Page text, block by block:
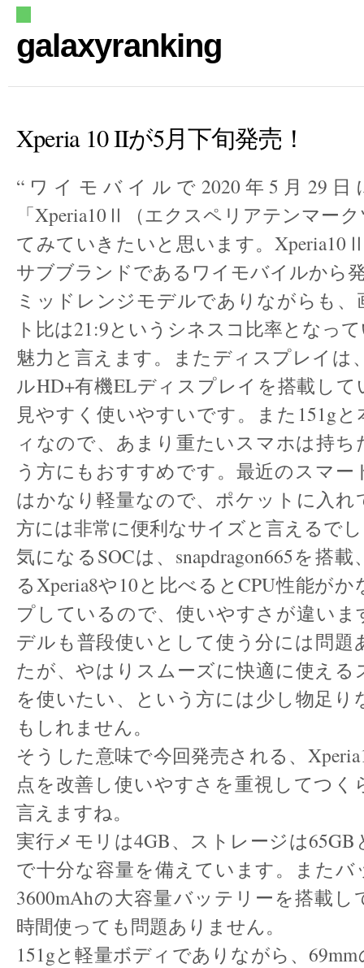
galaxyranking
Xperia 10 IIが5月下旬発売！
“ワイモバイルで2020年5月29日
「Xperia10Ⅱ（エクスペリアテンマー
てみていきたいと思います。
サブブランドであるワイモバイルから
ミッドレンジモデルでありながらも
ト比は21:9というシネスコ比率となっ
魅力と言えます。またディスプレイは
ルHD+有機ELディスプレイを搭載し
見やすく使いやすいです。また151g
ィなので、あまり重たいスマホは持
う方にもおすすめです。最近のスマ
はかなり軽量なので、ポケットに入れ
方には非常に便利なサイズと言えるで
気になるSOCは、snapdragon665を搭
るXperia8や10と比べるとCPU性能が
プしているので、使いやすさが違いま
デルも普段使いとして使う分には問題
たが、やはりスムーズに快適に使える
を使いたい、という方には少し物足り
もしれません。
そうした意味で今回発売される、
点を改善し使いやすさを重視してつく
言えますね。
実行メモリは4GB、ストレージは
で十分な容量を備えています。またバ
3600mAhの大容量バッテリーを搭載
時間使っても問題ありません。
151gと軽量ボディでありながら、